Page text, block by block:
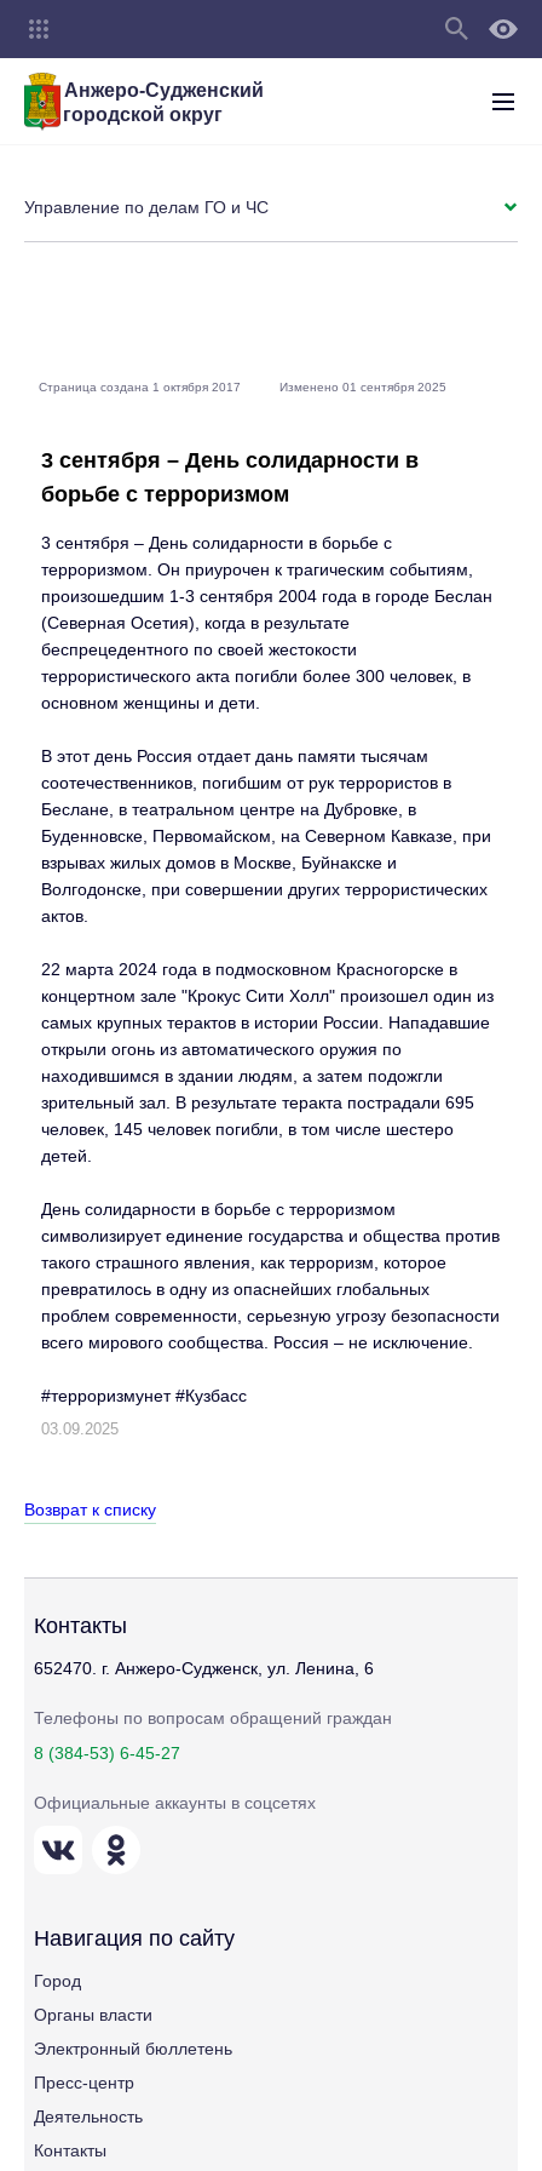
Анжеро-Судженский
городской округ
3 сентября – День солидарности в
борьбе с терроризмом
3 сентября – День солидарности в борьбе с
терроризмом. Он приурочен к трагическим событиям,
произошедшим 1-3 сентября 2004 года в городе Беслан
(Северная Осетия), когда в результате
беспрецедентного по своей жестокости
террористического акта погибли более 300 человек, в
основном женщины и дети.
В этот день Россия отдает дань памяти тысячам
соотечественников, погибшим от рук террористов в
Беслане, в театральном центре на Дубровке, в
Буденновске, Первомайском, на Северном Кавказе, при
взрывах жилых домов в Москве, Буйнакске и
Волгодонске, при совершении других террористических
актов.
22 марта 2024 года в подмосковном Красногорске в
концертном зале "Крокус Сити Холл" произошел один из
самых крупных терактов в истории России. Нападавшие
открыли огонь из автоматического оружия по
находившимся в здании людям, а затем подожгли
зрительный зал. В результате теракта пострадали 695
человек, 145 человек погибли, в том числе шестеро
детей.
День солидарности в борьбе с терроризмом
символизирует единение государства и общества против
такого страшного явления, как терроризм, которое
превратилось в одну из опаснейших глобальных
проблем современности, серьезную угрозу безопасности
всего мирового сообщества. Россия – не исключение.
#терроризмунет #Кузбасс
03.09.2025
Возврат к списку
Управление по делам ГО и ЧС
Страница создана 1 октября 2017 Изменено 01 сентября 2025
Контакты
652470. г. Анжеро-Судженск, ул. Ленина, 6
Телефоны по вопросам обращений граждан
8 (384-53) 6-45-27
Официальные аккаунты в соцсетях
Навигация по сайту
Город
Органы власти
Электронный бюллетень
Пресс-центр
Деятельность
Контакты